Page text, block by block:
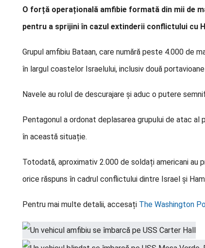
O forță operațională amfibie formată din mii de
pentru a sprijini în cazul extinderii conflictului cu
Grupul amfibiu Bataan, care numără peste 4.000 de
în largul coastelor Israelului, inclusiv două
Navele au rolul de descurajare și aduc o putere
Pentagonul a ordonat deplasarea grupului de atac
în această situație.
Totodată, aproximativ 2.000 de soldați americani au
orice răspuns în cadrul conflictului dintre Israel și
Pentru mai multe detalii, accesați The Washington